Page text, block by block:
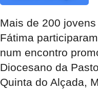
Mais de 200
Fátima
num encontro
Diocesano da
Quinta do Alçada,